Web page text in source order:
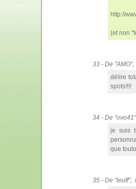
http://
(et non
33 - De
délire
spots!!!!
34 - De
je suis
que
35 - De "teuff",